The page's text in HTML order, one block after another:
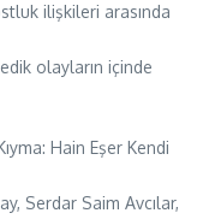
ilişkileri arasında
olayların içinde
Hain Eşer Kendi
Serdar Saim Avcılar,